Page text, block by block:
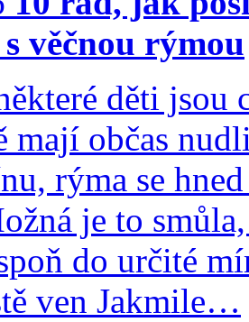
věčnou rýmou
děti jsou
mají občas
rýma se
je to
do určité
ven Jakmile…